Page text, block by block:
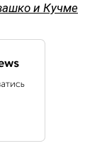
и Кучме